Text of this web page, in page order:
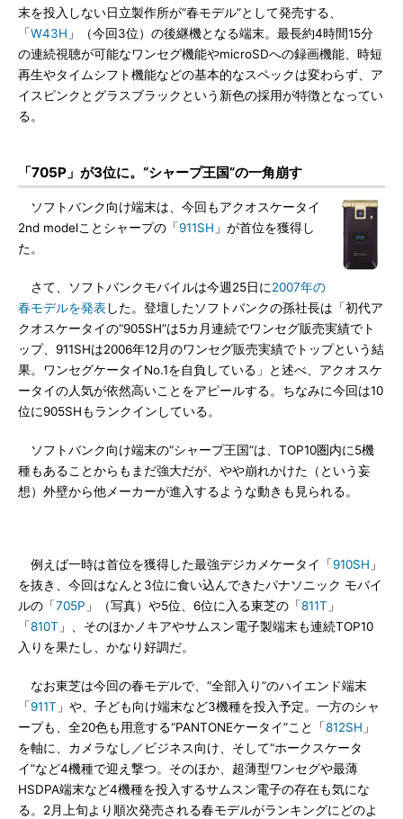
末を投入しない日立製作所が“春モデル”として発売する、
「W43H 」（今回3位）の後継機となる端末。最長約4時間15分
の連続視聴が可能なワンセグ機能やmicroSDへの録画機能、時短
再生やタイムシフト機能などの基本的なスペックは変わらず、ア
イスピンクとグラスブラックという新色の採用が特徴となってい
る。
「705P」が3位に。“シャープ王国”の一角崩す
ソフトバンク向け端末は、今回もアクオスケータイ
2nd modelことシャープの「911SH 」が首位を獲得し
た。
さて、ソフトバンクモバイルは今週25日に2007年の
春モデルを発表した。登壇したソフトバンクの孫社長は「初代ア
クオスケータイの“905SH”は5カ月連続でワンセグ販売実績でト
ップ、911SHは2006年12月のワンセグ販売実績でトップという結
果。ワンセグケータイNo.1を自負している」と述べ、アクオスケ
ータイの人気が依然高いことをアピールする。ちなみに今回は10
位に905SHもランクインしている。
ソフトバンク向け端末の“シャープ王国”は、TOP10圏内に5機
種もあることからもまだ強大だが、やや崩れかけた（という妄
想）外壁から他メーカーが進入するような動きも見られる。
例えば一時は首位を獲得した最強デジカメケータイ「910SH 」
を抜き、今回はなんと3位に食い込んできたパナソニック モバイ
ルの「705P 」（写真）や5位、6位に入る東芝の「811T 」
「810T 」、そのほかノキアやサムスン電子製端末も連続TOP10
入りを果たし、かなり好調だ。
なお東芝は今回の春モデルで、“全部入り”のハイエンド端末
「911T 」や、子ども向け端末など3機種を投入予定。一方のシャ
ープも、全20色も用意する“PANTONEケータイ”こと「812SH 」
を軸に、カメラなし／ビジネス向け、そして“ホークスケータ
イ”など4機種で迎え撃つ。そのほか、超薄型ワンセグや最薄
HSDPA端末など4機種を投入するサムスン電子の存在も気にな
る。2月上旬より順次発売される春モデルがランキングにどのよ